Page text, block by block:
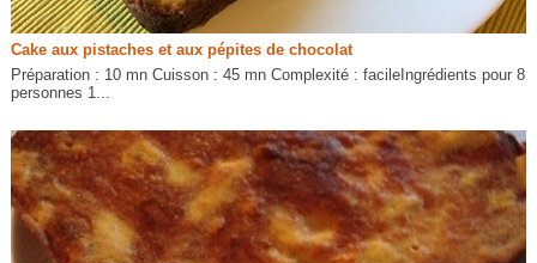
Cake aux pistaches et aux pépites de chocolat
Préparation : 10 mn Cuisson : 45 mn Complexité : facileIngrédients pour 8
personnes 1...